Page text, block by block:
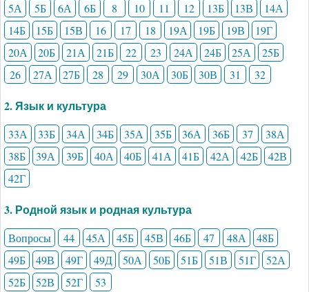
5А
5Б 6А 6Б 8 10 11 12 13Б 13В
14А
14Б
15Б 15В 16 17 18 19А 19Б 19В
19Г
20А
20Б 21А 21Б 22 23 24А 24Б 25А
25Б
26
27А 27Б 28 29 30А 30Б 30В 31 32
2. Язык и культура
33А 33Б 34А 34Б 35А 35Б 36А 36Б 37
38А
38Б
39А 39Б 40А 40Б 41А 41Б 42А 42Б
42В
42Г
3. Родной язык и родная культура
Вопросы 44 45А 45Б 45В 46Б 47 48А
48Б
49Б
49В 49Г 49Д 50А 50Б 51Б 51В 51Г
52А
52Б
52В 52Г 53